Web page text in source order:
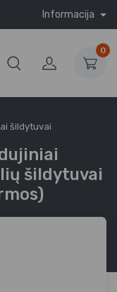
Informacija
0
šildytuvai
šildytuvai